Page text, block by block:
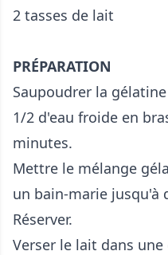
2 tasses de lait
PRÉPARATION
Saupoudrer la
1/2 d'eau froide en
minutes.
Mettre le mélange
un bain-marie jusqu'à
Réserver.
Verser le lait dans